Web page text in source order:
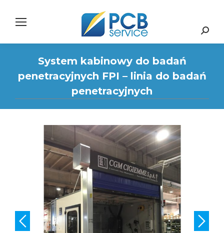
Search:
System kabinowy do badań
penetracyjnych FPI – linia do badań
penetracyjnych